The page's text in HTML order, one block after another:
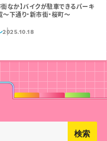
街なか】バイクが駐車できるパーキ
〜下通り・新市街・桜町〜
2025.10.18
検索